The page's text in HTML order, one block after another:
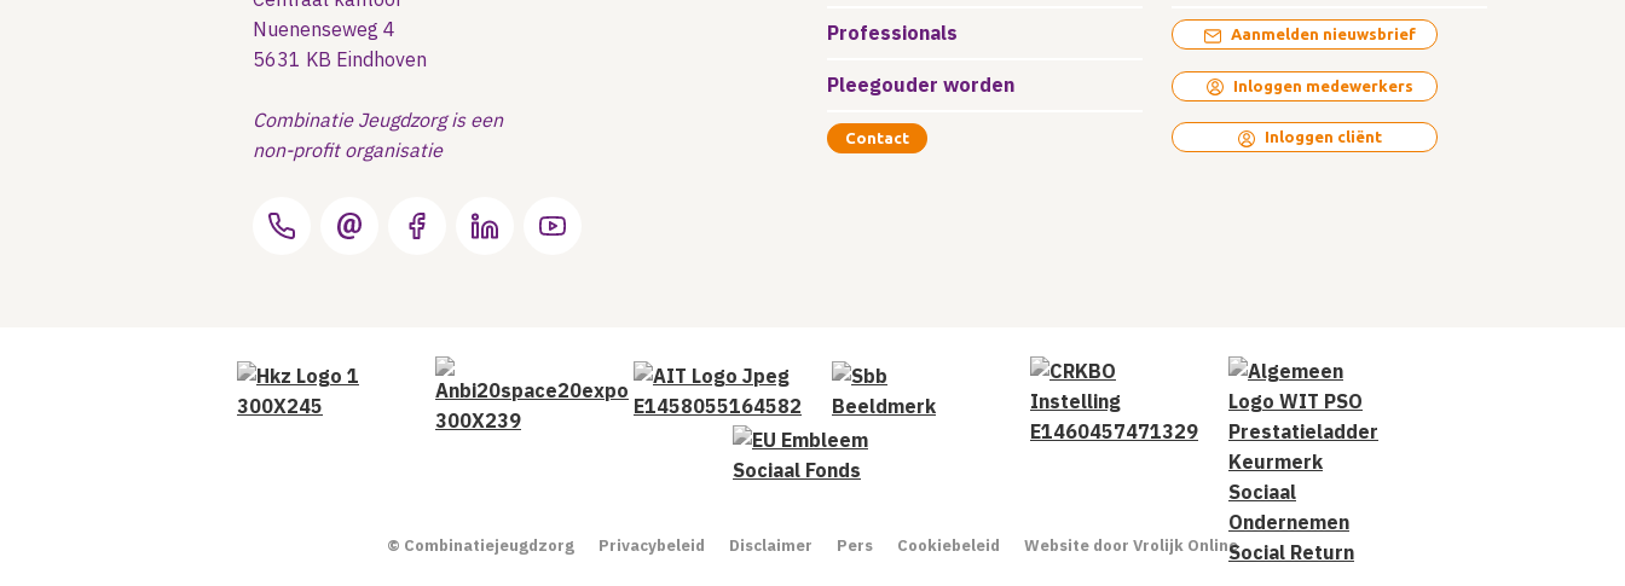
Nuenenseweg 4
5631 KB Eindhoven
Combinatie Jeugdzorg is een
non-profit organisatie
Professionals
Pleegouder worden
Contact
Aanmelden nieuwsbrief
Inloggen medewerkers
Inloggen cliënt
© Combinatiejeugdzorg Privacybeleid Disclaimer Pers Cookiebeleid Website door Vrolijk Online